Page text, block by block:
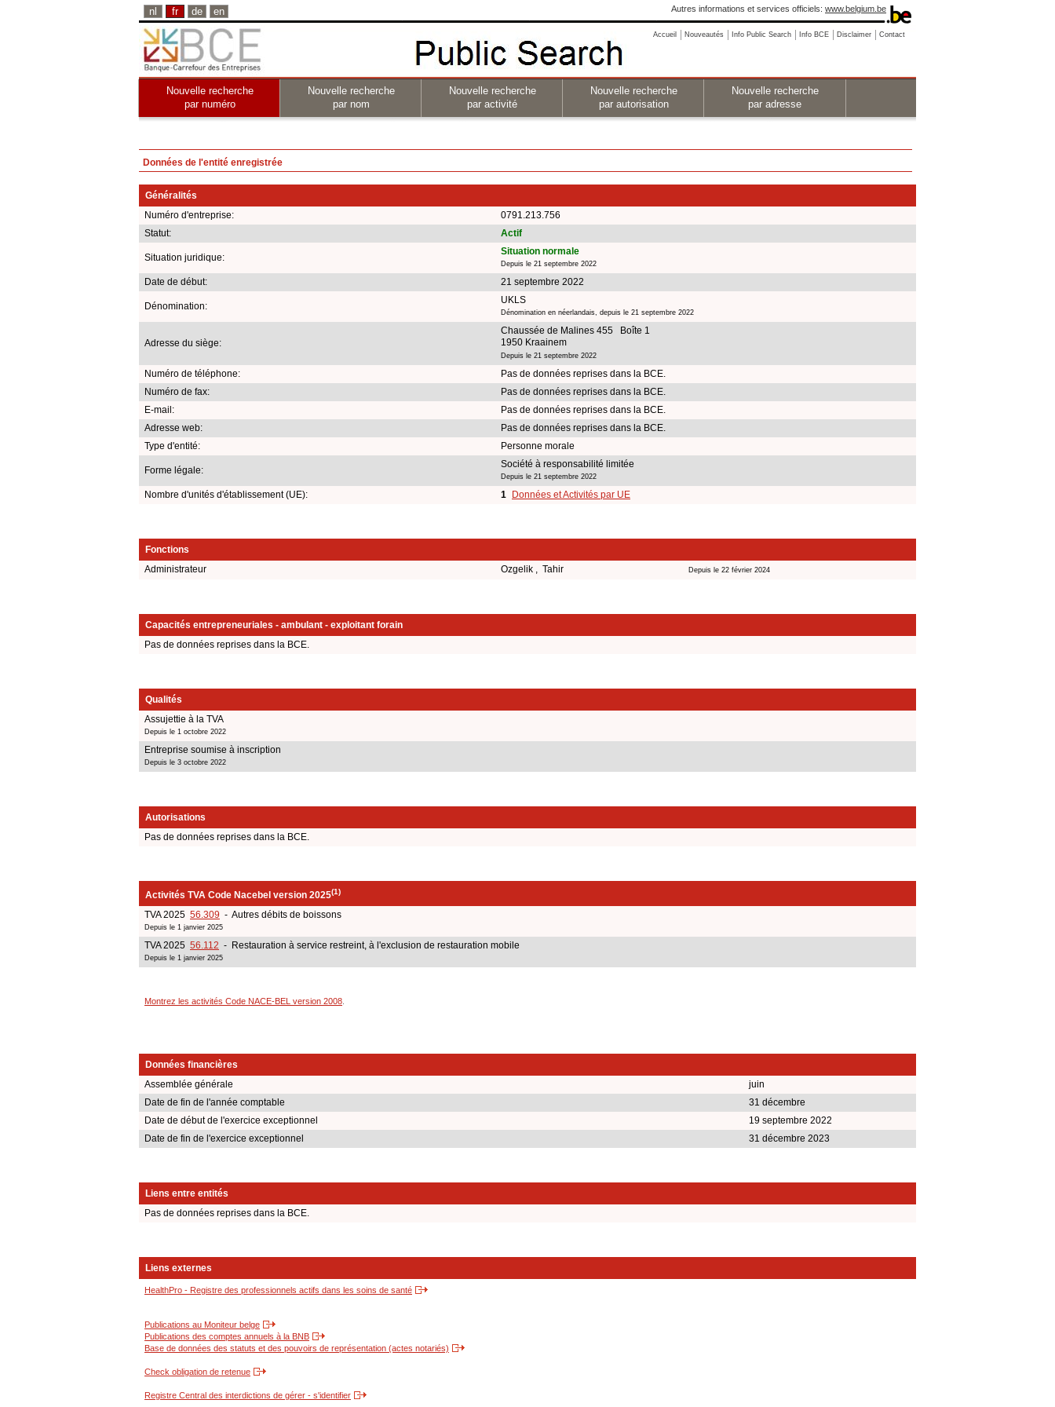
nl fr de en Autres informations et services officiels: www.belgium.be
Accueil Nouveautés Info Public Search Info BCE Disclaimer Contact
Nouvelle recherche
par numéro
Nouvelle recherche
par nom
Nouvelle recherche
par activité
Nouvelle recherche
par autorisation
Nouvelle recherche
par adresse
Données de l'entité enregistrée
Généralités
Numéro d'entreprise:
0791.213.756
Statut:
Actif
Situation juridique:
Situation normale
Depuis le 21 septembre 2022
Date de début: 21 septembre 2022
Dénomination:
UKLS
Dénomination en néerlandais, depuis le 21 septembre 2022
Adresse du siège:
Chaussée de Malines 455 Boîte 1
1950 Kraainem
Depuis le 21 septembre 2022
Numéro de téléphone:
Pas de données reprises dans la BCE.
Numéro de fax:
Pas de données reprises dans la BCE.
E-mail:
Pas de données reprises dans la BCE.
Adresse web:
Pas de données reprises dans la BCE.
Type d'entité:
Personne morale
Forme légale:
Société à responsabilité limitée
Depuis le 21 septembre 2022
Nombre d'unités d'établissement (UE): 1 Données et Activités par UE
Fonctions
Administrateur
Ozgelik , Tahir Depuis le 22 février 2024
Capacités entrepreneuriales - ambulant - exploitant forain
Pas de données reprises dans la BCE.
Qualités
Assujettie à la TVA
Depuis le 1 octobre 2022
Entreprise soumise à inscription
Depuis le 3 octobre 2022
Autorisations
Pas de données reprises dans la BCE.
Activités TVA Code Nacebel version 2025(1)
TVA 2025 56.309 - Autres débits de boissons
Depuis le 1 janvier 2025
TVA 2025 56.112 - Restauration à service restreint, à l'exclusion de restauration mobile
Depuis le 1 janvier 2025
Montrez les activités Code NACE-BEL version 2008
Données financières
Assemblée générale
juin
Date de fin de l'année comptable
31 décembre
Date de début de l'exercice exceptionnel
19 septembre 2022
Date de fin de l'exercice exceptionnel
31 décembre 2023
Liens entre entités
Pas de données reprises dans la BCE.
Liens externes
HealthPro - Registre des professionnels actifs dans les soins de santé
Publications au Moniteur belge
Publications des comptes annuels à la BNB
Base de données des statuts et des pouvoirs de représentation (actes notariés)
Check obligation de retenue
Registre Central des interdictions de gérer - s'identifier